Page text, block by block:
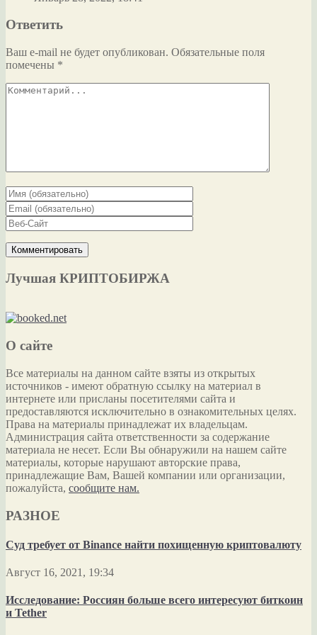
Ответить
Ваш e-mail не будет опубликован. Обязательные поля
помечены *
Лучшая КРИПТОБИРЖА
О сайте
Все материалы на данном сайте взяты из открытых
источников - имеют обратную ссылку на материал в
интернете или присланы посетителями сайта и
предоставляются исключительно в ознакомительных целях.
Права на материалы принадлежат их владельцам.
Администрация сайта ответственности за содержание
материала не несет. Если Вы обнаружили на нашем сайте
материалы, которые нарушают авторские права,
принадлежащие Вам, Вашей компании или организации,
пожалуйста, сообщите нам.
РАЗНОЕ
Суд требует от Binance найти похищенную криптовалюту
Август 16, 2021, 19:34
Исследование: Россиян больше всего интересуют биткоин
и Tether